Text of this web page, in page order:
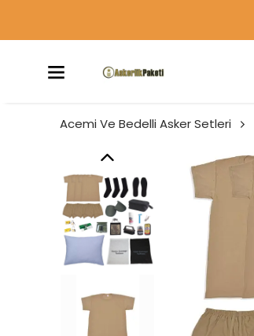
Acemi Ve Bedelli Asker Setleri